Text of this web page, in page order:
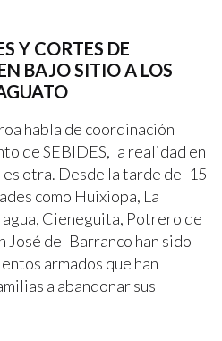
Y CORTES DE
BAJO SITIO A LOS
habla de coordinación
de SEBIDES, la realidad en
otra. Desde la tarde del 15
como Huixiopa, La
Cieneguita, Potrero de
José del Barranco han sido
armados que han
a abandonar sus